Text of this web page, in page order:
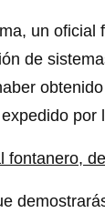
un
de
por
fontanero,